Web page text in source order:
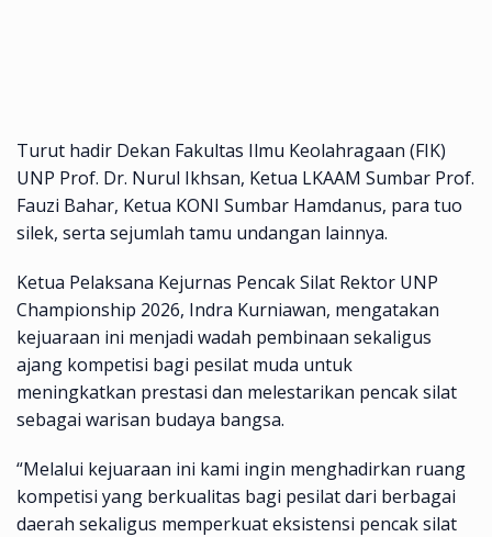
Turut hadir Dekan Fakultas Ilmu Keolahragaan (FIK)
UNP Prof. Dr. Nurul Ikhsan, Ketua LKAAM Sumbar Prof.
Fauzi Bahar, Ketua KONI Sumbar Hamdanus, para tuo
silek, serta sejumlah tamu undangan lainnya.
Ketua Pelaksana Kejurnas Pencak Silat Rektor UNP
Championship 2026, Indra Kurniawan, mengatakan
kejuaraan ini menjadi wadah pembinaan sekaligus
ajang kompetisi bagi pesilat muda untuk
meningkatkan prestasi dan melestarikan pencak silat
sebagai warisan budaya bangsa.
“Melalui kejuaraan ini kami ingin menghadirkan ruang
kompetisi yang berkualitas bagi pesilat dari berbagai
daerah sekaligus memperkuat eksistensi pencak silat